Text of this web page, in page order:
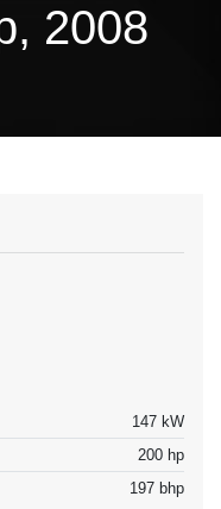
2008
147 kW
200 hp
197 bhp